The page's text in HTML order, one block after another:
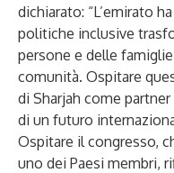
dichiarato: “L’emirato
politiche inclusive
persone e delle
comunità. Ospitare
di Sharjah come
di un futuro
Ospitare il congresso,
uno dei Paesi membri,